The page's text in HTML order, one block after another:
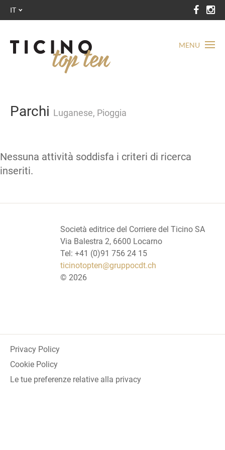
MENU
IT
Parchi Luganese, Pioggia
Nessuna attività soddisfa i criteri di ricerca
inseriti.
Società editrice del Corriere del Ticino SA
Via Balestra 2, 6600 Locarno
Tel: +41 (0)91 756 24 15
ticinotopten@gruppocdt.ch
© 2026
Privacy Policy
Cookie Policy
Le tue preferenze relative alla privacy